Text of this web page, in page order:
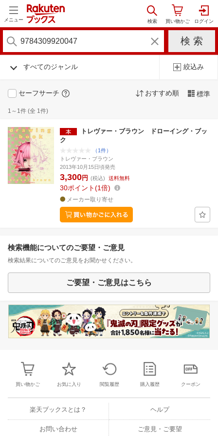
メニュー
すべてのジャンル 絞込み
セーフサーチ おすすめ順 標準
1～1件 (全 1件)
トレヴァー・ブラウン ドローイング・ブッ
ク
（1件）
トレヴァー・ブラウン
2013年10月15日頃発売
3,300円 (税込) 送料無料
30ポイント 1倍
メーカー取り寄せ
検索機能についてのご要望・ご意見
検索結果についてのご意見をお聞かせください。
ご要望・ご意見はこちら
買い物かご お気に入り 閲覧履歴 購入履歴 クーポン
楽天ブックスとは？ ヘルプ
お問い合わせ ご意見・ご要望